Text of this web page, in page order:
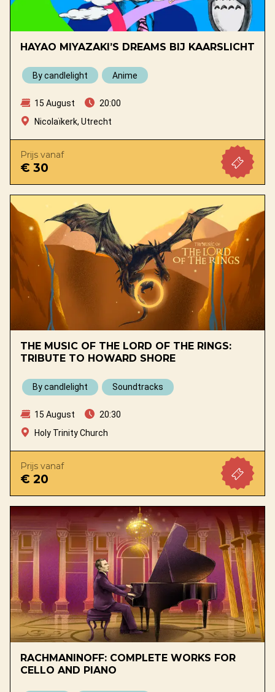
HAYAO MIYAZAKI’S DREAMS BIJ KAARSLICHT
By candlelight Anime
15 August
20:00
Nicolaïkerk, Utrecht
Prijs vanaf
€ 30
THE MUSIC OF THE LORD OF THE RINGS:
TRIBUTE TO HOWARD SHORE
By candlelight Soundtracks
15 August
20:30
Holy Trinity Church
Prijs vanaf
€ 20
RACHMANINOFF: COMPLETE WORKS FOR
CELLO AND PIANO